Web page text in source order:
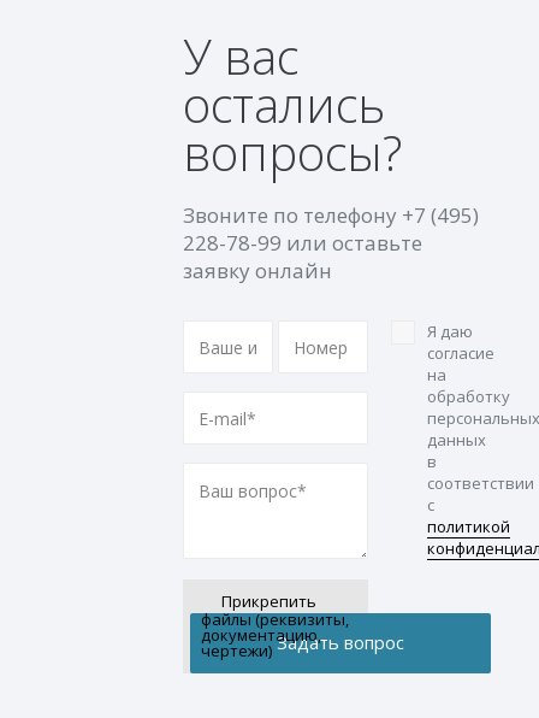
У вас
остались
вопросы?
Звоните по телефону +7 (495)
228-78-99 или оставьте
заявку онлайн
Прикрепить
файлы (реквизиты,
документацию,
чертежи)
Я даю
согласие
на
обработку
персональных
данных
в
соответствии
с
политикой